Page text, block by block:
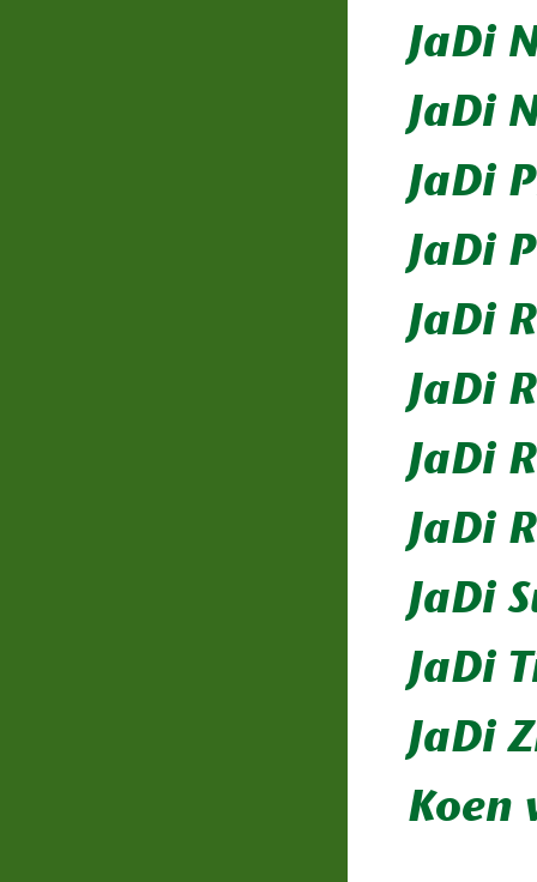
JaDi
JaDi
JaDi
JaDi
JaDi
JaDi
JaDi
JaDi
JaDi
JaDi
JaDi
Koen